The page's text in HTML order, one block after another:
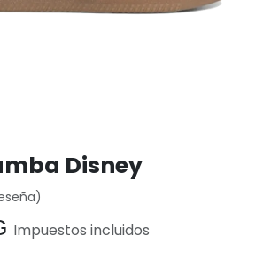
Disney
Impuestos incluidos